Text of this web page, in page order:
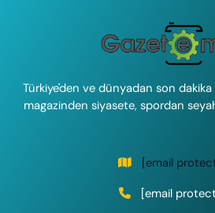
Türkiye'den ve dünyadan son dakika
magazinden siyasete, spordan
[email
[email